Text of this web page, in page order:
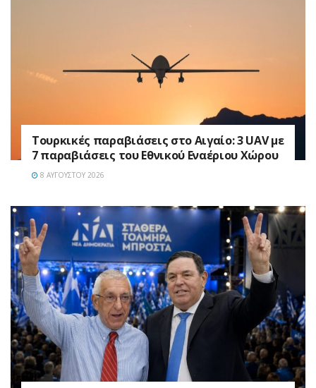
Τουρκικές παραβιάσεις στο Αιγαίο: 3 UAV με
7 παραβιάσεις του Εθνικού Εναέριου Χώρου
8 ΑΥΓΟΎΣΤΟΥ 2026